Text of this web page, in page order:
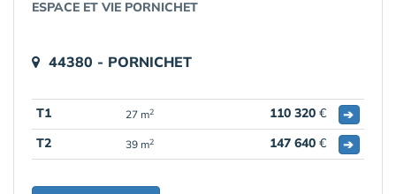
ESPACE ET VIE PORNICHET
44380 - PORNICHET
T1 27 m2 110 320 €
➔
T2
39 m2 147 640 € ➔